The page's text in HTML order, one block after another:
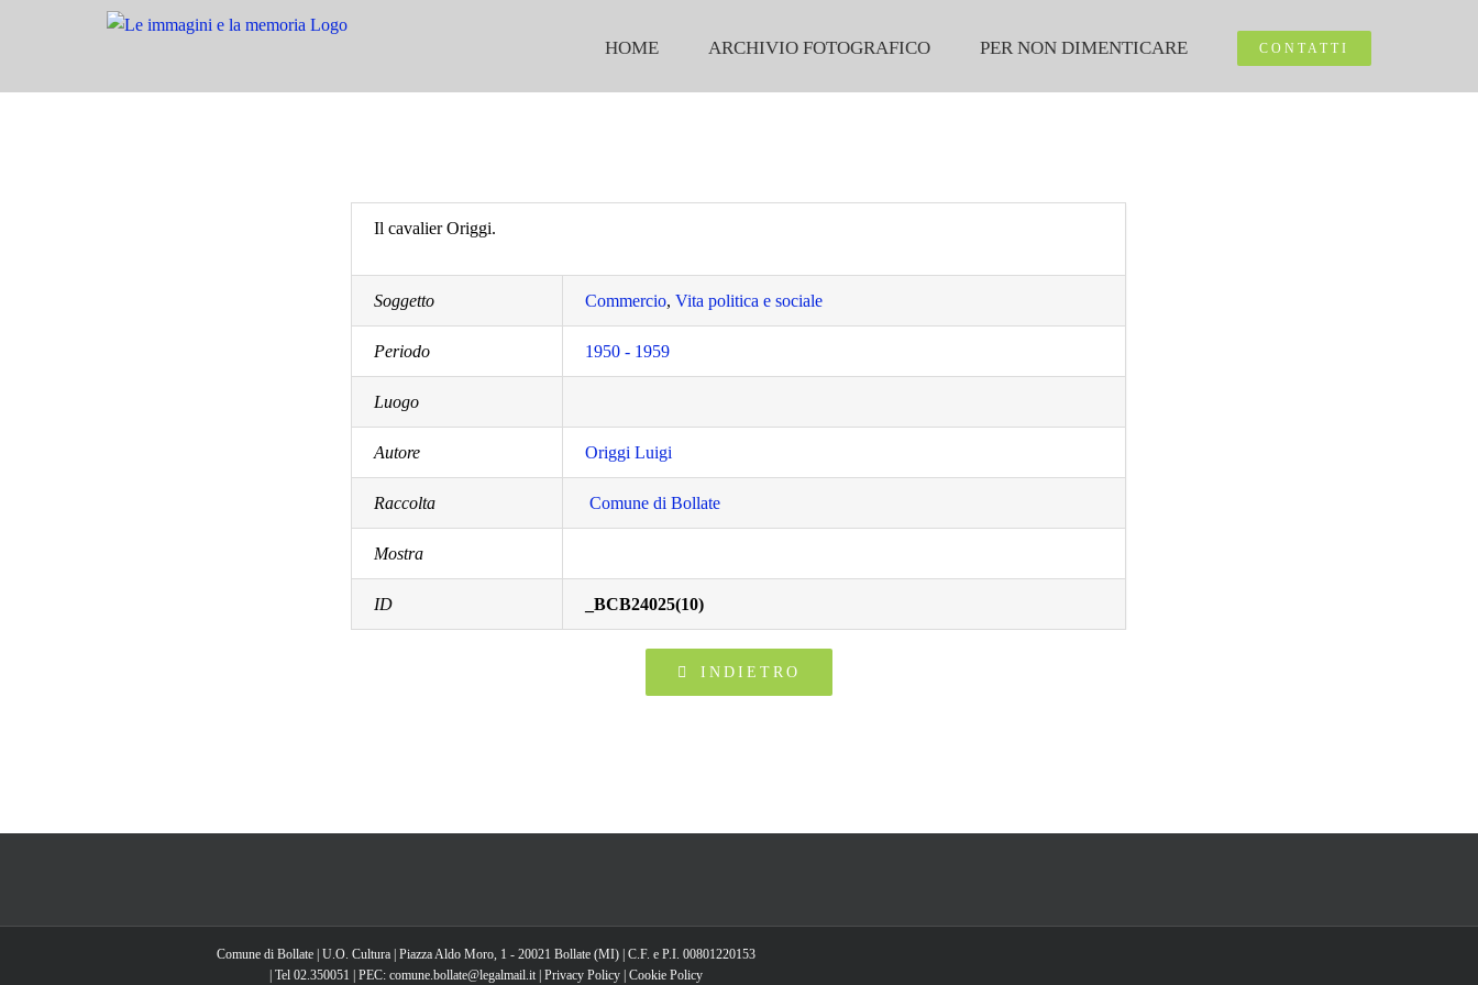
HOME ARCHIVIO FOTOGRAFICO PER NON DIMENTICARE CONTATTI
Il cavalier Origgi.
Soggetto Commercio,Vita politica e sociale
Periodo 1950 - 1959
Luogo
Autore Origgi Luigi
Raccolta Comune di Bollate
Mostra
ID _BCB24025(10)
INDIETRO
Comune di Bollate | U.O. Cultura | Piazza Aldo Moro, 1 - 20021 Bollate (MI) | C.F. e P.I. 00801220153
| Tel 02.350051 | PEC: comune.bollate@legalmail.it | Privacy Policy Cookie Policy